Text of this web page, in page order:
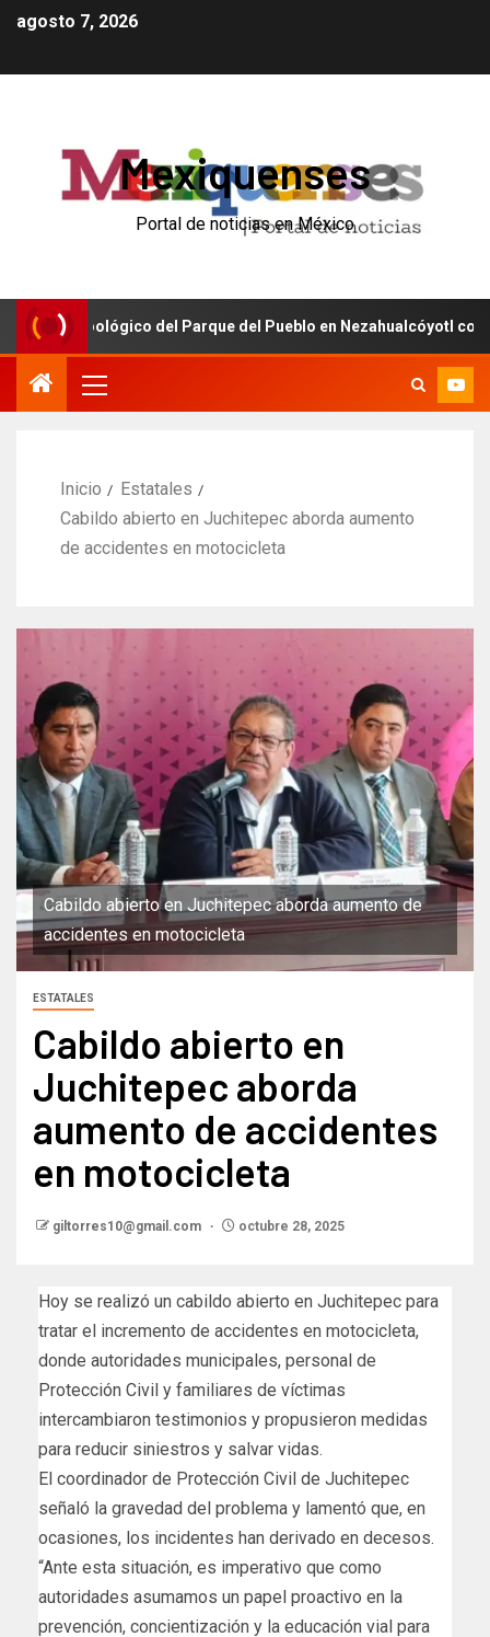
agosto 7, 2026
Mexiquenses
Portal de noticias en México
Zoológico del Parque del Pueblo en Nezahualcóyotl con
Inicio
Estatales
Cabildo abierto en Juchitepec aborda aumento
de accidentes en motocicleta
Cabildo abierto en Juchitepec aborda aumento de
accidentes en motocicleta
ESTATALES
Cabildo abierto en
Juchitepec aborda
aumento de accidentes
en motocicleta
giltorres10@gmail.com octubre 28, 2025
Hoy se realizó un cabildo abierto en Juchitepec para
tratar el incremento de accidentes en motocicleta,
donde autoridades municipales, personal de
Protección Civil y familiares de víctimas
intercambiaron testimonios y propusieron medidas
para reducir siniestros y salvar vidas.
El coordinador de Protección Civil de Juchitepec
señaló la gravedad del problema y lamentó que, en
ocasiones, los incidentes han derivado en decesos.
“Ante esta situación, es imperativo que como
autoridades asumamos un papel proactivo en la
prevención, concientización y la educación vial para